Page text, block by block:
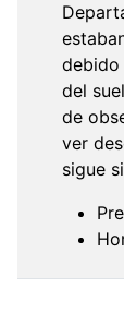
debido
del
de
ver
sigue